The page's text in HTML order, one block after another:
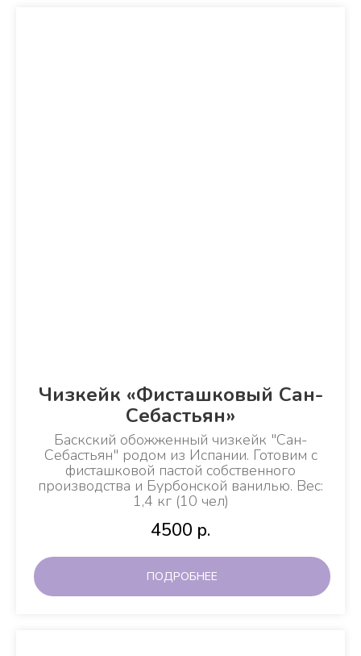
Чизкейк «Фисташковый Сан-
Себастьян»
Баскский обожженный чизкейк "Сан-
Себастьян" родом из Испании. Готовим с
фисташковой пастой собственного
производства и Бурбонской ванилью. Вес:
1,4 кг (10 чел)
4500 р.
ПОДРОБНЕЕ